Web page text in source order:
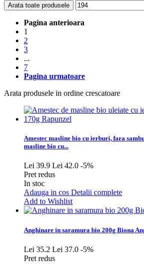
Arata toate produsele
Pagina anterioara
1
2
3
...
7
Pagina urmatoare
Arata produsele in ordine crescatoare
Amestec masline bio cu ierburi, fara
masline bio cu...
Lei 39.9 Lei 42.0 -5%
Pret redus
In stoc
Adauga in cos Detalii complete
Add to Wishlist
Anghinare in saramura bio 200g Biona
Lei 35.2 Lei 37.0 -5%
Pret redus